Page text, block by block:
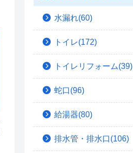
水漏れ(60)
トイレ(172)
トイレリフォーム(39)
蛇口(96)
給湯器(80)
排水管・排水口(106)